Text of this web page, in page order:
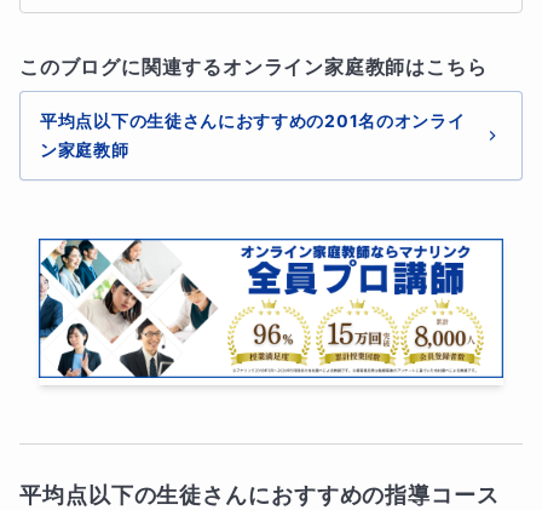
このブログに関連するオンライン家庭教師はこちら
平均点以下の生徒さんにおすすめの201名のオンライ
ン家庭教師
平均点以下の生徒さんにおすすめの指導コース